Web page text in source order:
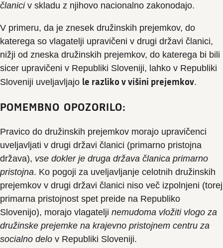
članiciv skladu z njihovo nacionalno zakonodajo.
V primeru, da je znesek družinskih prejemkov, do
katerega so vlagatelji upravičeni v drugi državi članici,
nižji od zneska družinskih prejemkov, do katerega bi bili
sicer upravičeni v Republiki Sloveniji, lahko v Republiki
Sloveniji uveljavljajo le razliko v višini prejemkov.
POMEMBNO OPOZORILO:
Pravico do družinskih prejemkov morajo upravičenci
uveljavljati v drugi državi članici (primarno pristojna
država), vse dokler je druga država članica primarno
pristojna. Ko pogoji za uveljavljanje celotnih družinskih
prejemkov v drugi državi članici niso več izpolnjeni (torej
primarna pristojnost spet preide na Republiko
Slovenijo), morajo vlagatelji nemudoma vložiti vlogo za
družinske prejemke na krajevno pristojnem centru za
socialno delo v Republiki Sloveniji.